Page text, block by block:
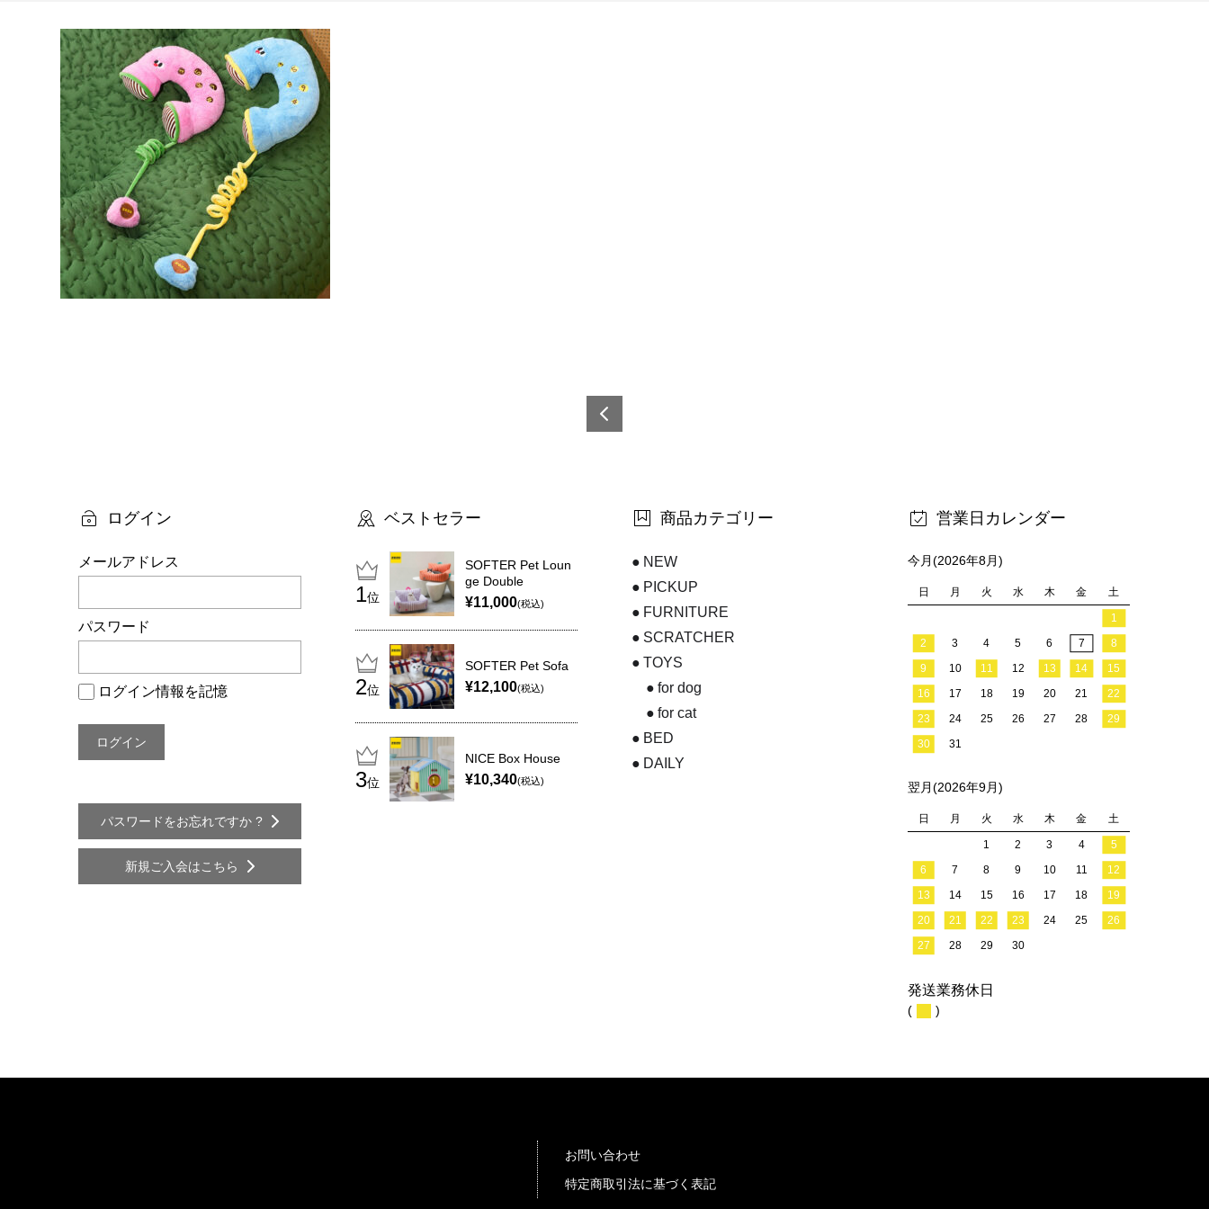
ー
シ
ョ
ン
ログイン
メールアドレス
パスワード
ログイン情報を記憶
パスワードをお忘れですか ?
新規ご入会はこちら
ベストセラー
位
SOFTER Pet Loun
ge Double
¥11,000(税込)
位
SOFTER Pet Sofa
¥12,100(税込)
位
NICE Box House
¥10,340(税込)
商品カテゴリー
NEW
PICKUP
FURNITURE
SCRATCHER
TOYS
for dog
for cat
BED
DAILY
営業日カレンダー
今月(2026年8月)
日 月 火 水 木 金 土
1
2
3 4 5 6 7
8
9
10 11 12 13 14
15
16
17 18 19 20 21
22
23
24 25 26 27 28
29
30
31
翌月(2026年9月)
日 月 火 水 木 金 土
1 2 3 4
5
6
7 8 9 10 11
12
13
14 15 16 17 18
19
20
21 22 23 24 25
26
27
28 29 30
発送業務休日
( )
お問い合わせ
特定商取引法に基づく表記